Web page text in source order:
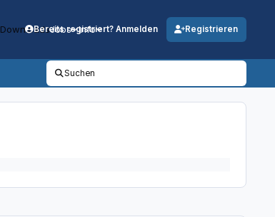
DownloadsJobs Info
Bereits registriert? Anmelden Registrieren
Suchen